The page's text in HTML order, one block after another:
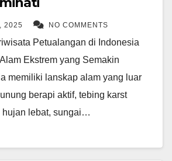
2025 NO COMMENTS
Petualangan di Indonesia
Ekstrem yang Semakin
memiliki lanskap alam yang luar
berapi aktif, tebing karst
hujan lebat, sungai…